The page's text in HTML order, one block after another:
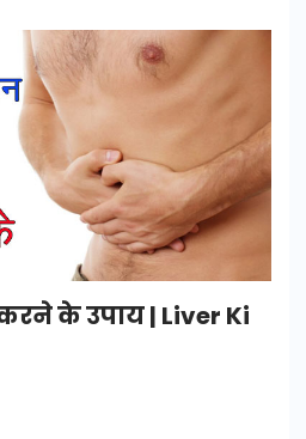
के उपाय | Liver Ki